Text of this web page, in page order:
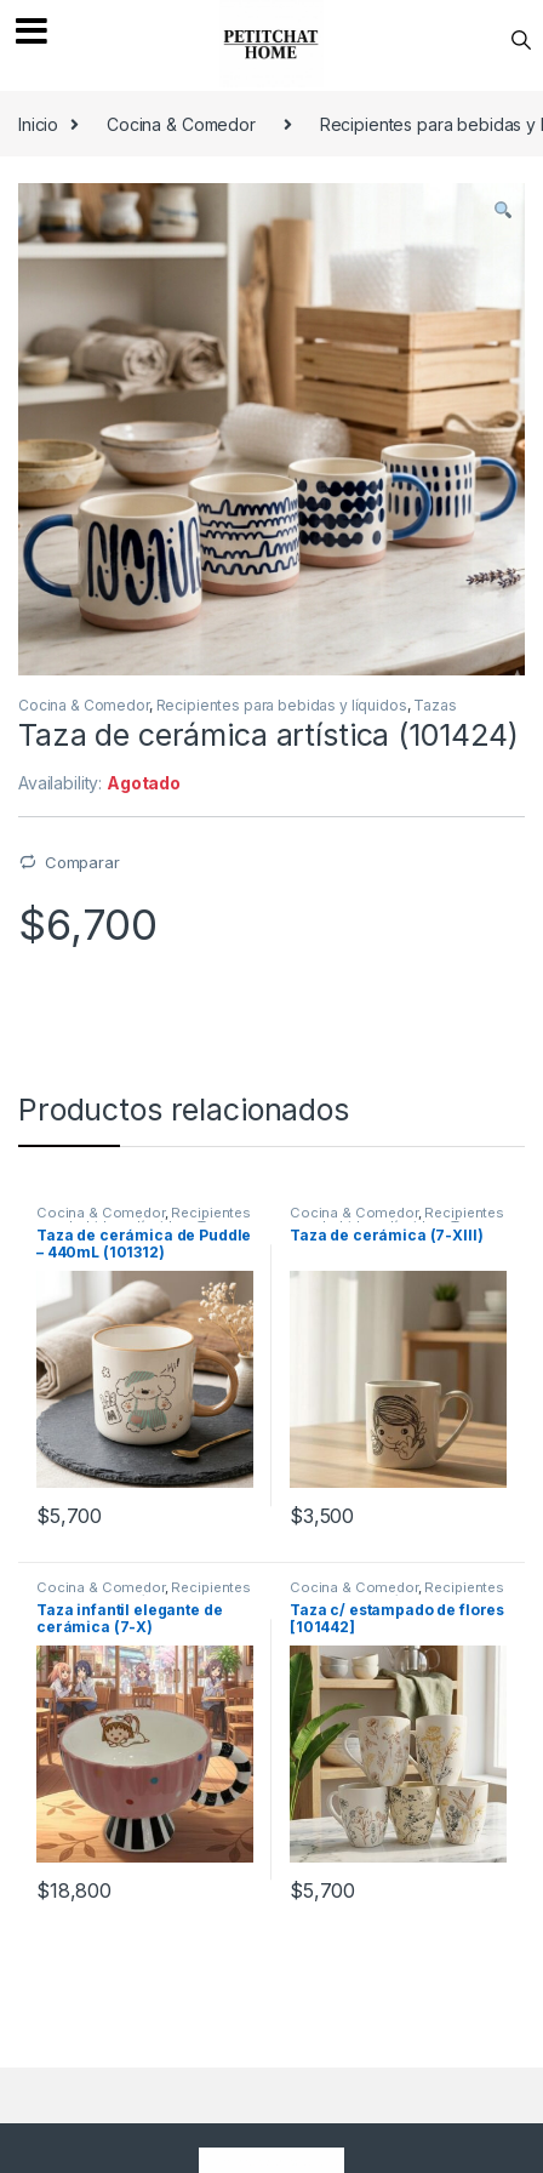
Inicio
Cocina & Comedor Recipientes para bebidas y
Cocina & Comedor, Recipientes para bebidas y líquidos, Tazas
Taza de cerámica artística (101424)
Availability: Agotado
Comparar
$6,700
Productos relacionados
Cocina & Comedor, Recipientes
para bebidas y líquidos Tazas
Taza de cerámica de Puddle
– 440mL (101312)
$5,700
Cocina & Comedor, Recipientes
para bebidas y líquidos, Tazas
Taza de cerámica (7-XIII)
$3,500
Cocina & Comedor, Recipientes
para bebidas y líquidos Tazas
Taza infantil elegante de
cerámica (7-X)
$18,800
Cocina & Comedor, Recipientes
para bebidas y líquidos, Tazas
Taza c/ estampado de flores
[101442]
$5,700